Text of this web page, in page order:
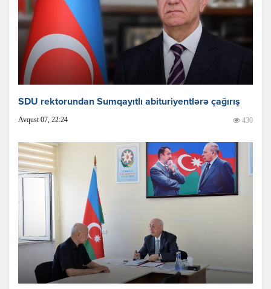
SDU rektorundan Sumqayıtlı abituriyentlərə çağırış
Avqust 07, 22:24 430